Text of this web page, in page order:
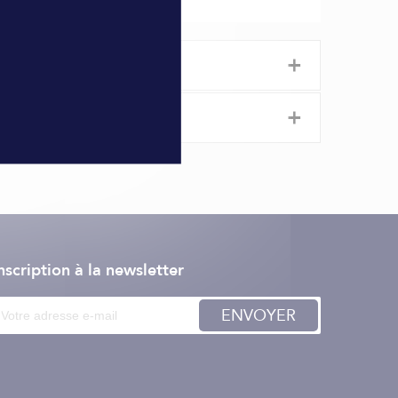
+
Grâce à sarésistance à l’eau salée et aux UV, il
les manœuvres. Leréglage précis de la hauteur
du pont ou du quai. Livré par paire, il constitue
+
à la newsletter
ENVOYER